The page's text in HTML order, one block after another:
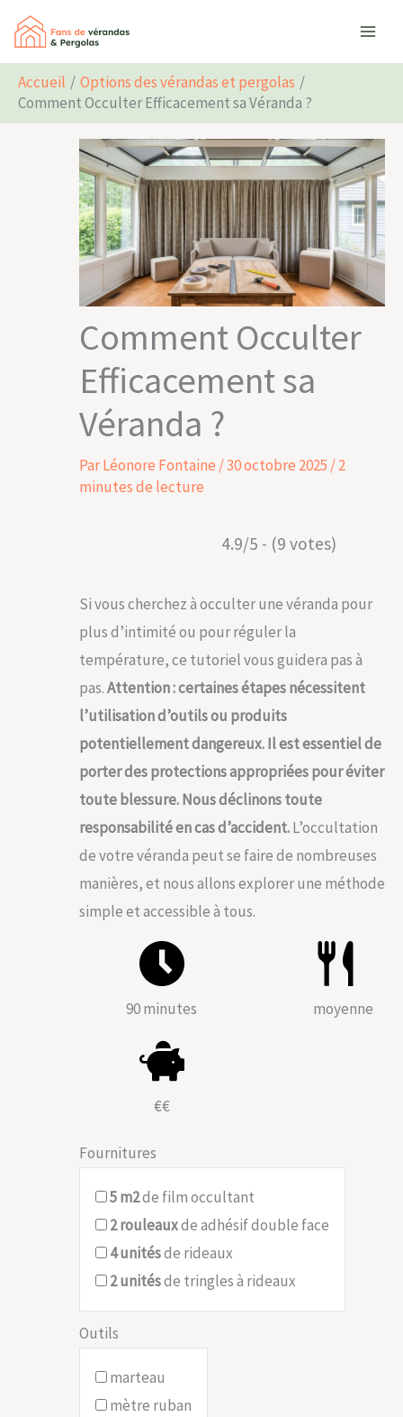
Aller
contenu
Accueil
Options des vérandas et pergolas
Comment Occulter Efficacement sa Véranda ?
Comment Occulter
Efficacement sa
Véranda ?
ParLéonore Fontaine /30 octobre 2025 /2
minutes de lecture
4.9/5 - (9 votes)
Si vous cherchez à occulter une véranda pour
plus d’intimité ou pour réguler la
température, ce tutoriel vous guidera pas à
pas.Attention : certaines étapes nécessitent
l’utilisation d’outils ou produits
potentiellement dangereux. Il est essentiel de
porter des protections appropriées pour éviter
toute blessure. Nous déclinons toute
responsabilité en cas d’accident.L’occultation
de votre véranda peut se faire de nombreuses
manières, et nous allons explorer une méthode
simple et accessible à tous.
90 minutes moyenne
€€
Fournitures
5m2de film occultant
2rouleauxde adhésif double face
4unitésde rideaux
2unitésde tringles à rideaux
Outils
marteau
mètre ruban
Rechercher